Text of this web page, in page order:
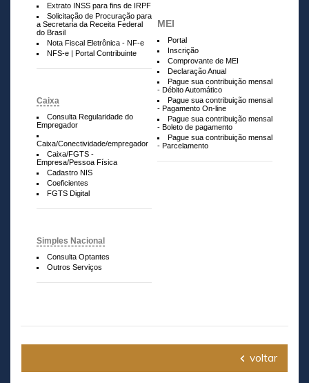
Extrato INSS para fins de IRPF
Solicitação de Procuração para
a Secretaria da Receita Federal
do Brasil
Nota Fiscal Eletrônica - NF-e
NFS-e | Portal Contribuinte
Caixa
Consulta Regularidade do
Empregador
Caixa/Conectividade/empregador
Caixa/FGTS -
Empresa/Pessoa Física
Cadastro NIS
Coeficientes
FGTS Digital
Simples Nacional
Consulta Optantes
Outros Serviços
MEI
Portal
Inscrição
Comprovante de MEI
Declaração Anual
Pague sua contribuição mensal
- Débito Automático
Pague sua contribuição mensal
- Pagamento On-line
Pague sua contribuição mensal
- Boleto de pagamento
Pague sua contribuição mensal
- Parcelamento
voltar